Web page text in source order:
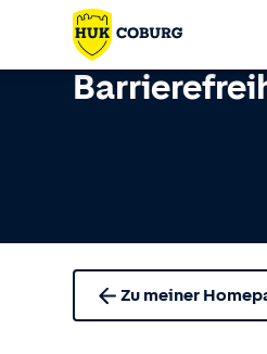
Zu meiner